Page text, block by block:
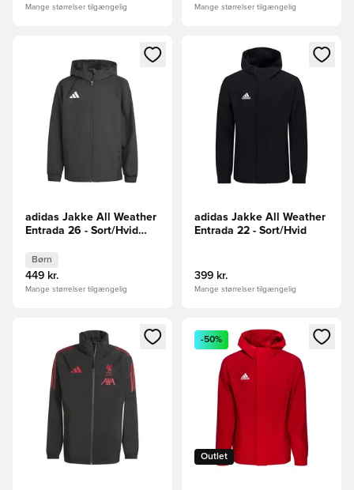
Mange størrelser tilgængelig Mange størrelser tilgængelig
Åbner en Modal til at logge ind eller tilmelde dig som
adidas Jakke All Weather
Entrada 26 - Sort/Hvid
Børn
449 kr.
Mange størrelser tilgængelig
Åbner en Modal til at logge
adidas Jakke All Weather
Entrada 22 - Sort/Hvid
399 kr.
Mange størrelser tilgængelig
Åbner en Modal til at logge ind eller tilmelde dig som
Åbner en Modal til at logge
Outlet
-50%